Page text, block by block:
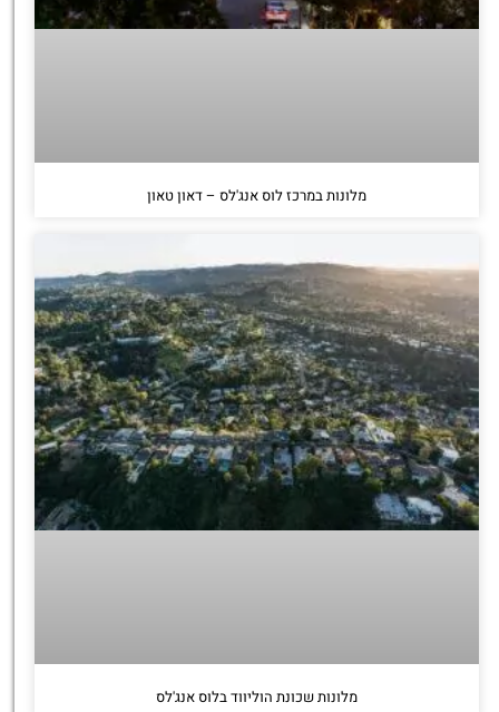
מלונות במרכז לוס אנג'לס – דאון טאון
מלונות שכונת הוליווד בלוס אנג'לס